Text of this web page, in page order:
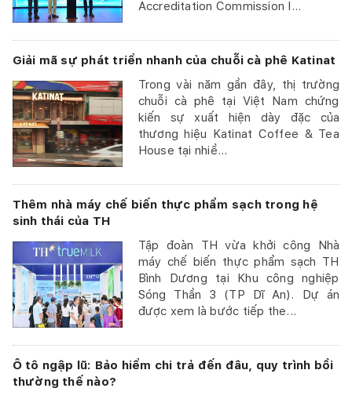
Accreditation Commission I...
Giải mã sự phát triển nhanh của chuỗi cà phê Katinat
Trong vài năm gần đây, thị trường
chuỗi cà phê tại Việt Nam chứng
kiến sự xuất hiện dày đặc của
thương hiệu Katinat Coffee & Tea
House tại nhiề...
Thêm nhà máy chế biến thực phẩm sạch trong hệ
sinh thái của TH
Tập đoàn TH vừa khởi công Nhà
máy chế biến thực phẩm sạch TH
Bình Dương tại Khu công nghiệp
Sóng Thần 3 (TP Dĩ An). Dự án
được xem là bước tiếp the...
Ô tô ngập lũ: Bảo hiểm chi trả đến đâu, quy trình bồi
thường thế nào?